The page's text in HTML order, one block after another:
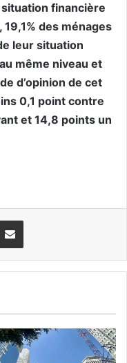
situation financière
des ménages
leur situation
même niveau et
d’opinion de cet
0,1 point contre
et 14,8 points un